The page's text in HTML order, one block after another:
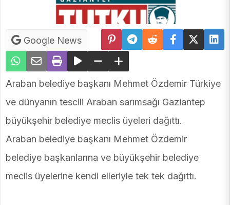
Google News
Araban belediye başkanı Mehmet Özdemir Türkiye
ve dünyanın tescili Araban sarımsağı Gaziantep
büyükşehir belediye meclis üyeleri dağıttı.
Araban belediye başkanı Mehmet Özdemir
belediye başkanlarına ve büyükşehir belediye
meclis üyelerine kendi elleriyle tek tek dağıttı.